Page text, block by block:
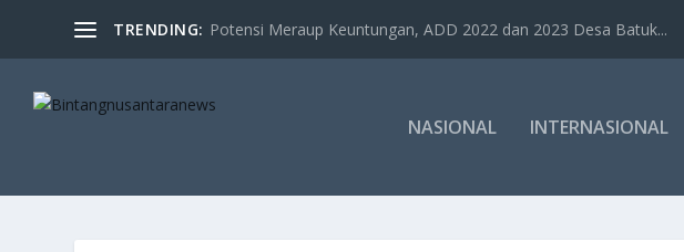
TRENDING: Potensi Meraup Keuntungan, ADD 2022 dan 2023 Desa Batuk...
NASIONAL INTERNASIONAL